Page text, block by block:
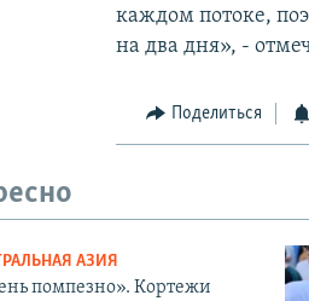
каждом потоке,
на два дня», -
Поделиться
АЗИЯ
помпезно». Кортежи